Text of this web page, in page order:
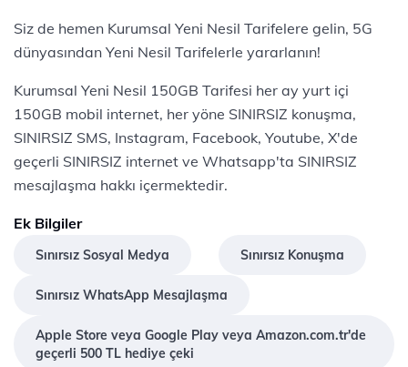
Siz de hemen Kurumsal Yeni Nesil Tarifelere gelin, 5G
dünyasından Yeni Nesil Tarifelerle yararlanın!
Kurumsal Yeni Nesil 150GB Tarifesi her ay yurt içi
150GB mobil internet, her yöne SINIRSIZ konuşma,
SINIRSIZ SMS, Instagram, Facebook, Youtube, X'de
geçerli SINIRSIZ internet ve Whatsapp'ta SINIRSIZ
mesajlaşma hakkı içermektedir.
Ek Bilgiler
Sınırsız Sosyal Medya Sınırsız Konuşma
Sınırsız WhatsApp Mesajlaşma
Apple Store veya Google Play veya Amazon.com.tr'de
geçerli 500 TL hediye çeki